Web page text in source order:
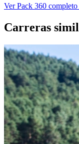
Ver Pack 360
Carreras